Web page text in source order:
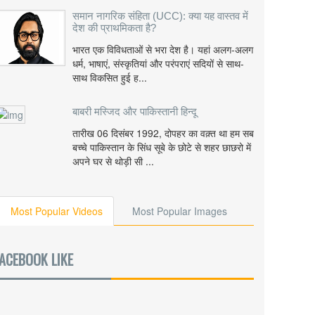
समान नागरिक संहिता (UCC): क्या यह वास्तव में
देश की प्राथमिकता है?
भारत एक विविधताओं से भरा देश है। यहां अलग-अलग
धर्म, भाषाएं, संस्कृतियां और परंपराएं सदियों से साथ-
साथ विकसित हुई ह...
बाबरी मस्जिद और पाकिस्तानी हिन्दू
तारीख 06 दिसंबर 1992, दोपहर का वक़्त था हम सब
बच्चे पाकिस्तान के सिंध सूबे के छोटे से शहर छाछरो में
अपने घर से थोड़ी सी ...
Most Popular Videos Most Popular Images
LIKE